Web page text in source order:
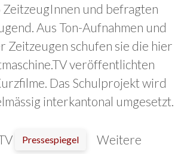
ZeitzeugInnen und befragten
Aus Ton-Aufnahmen und
Zeitzeugen schufen sie die hier
veröffentlichten
Das Schulprojekt wird
interkantonal umgesetzt.
Pressespiegel
Weitere